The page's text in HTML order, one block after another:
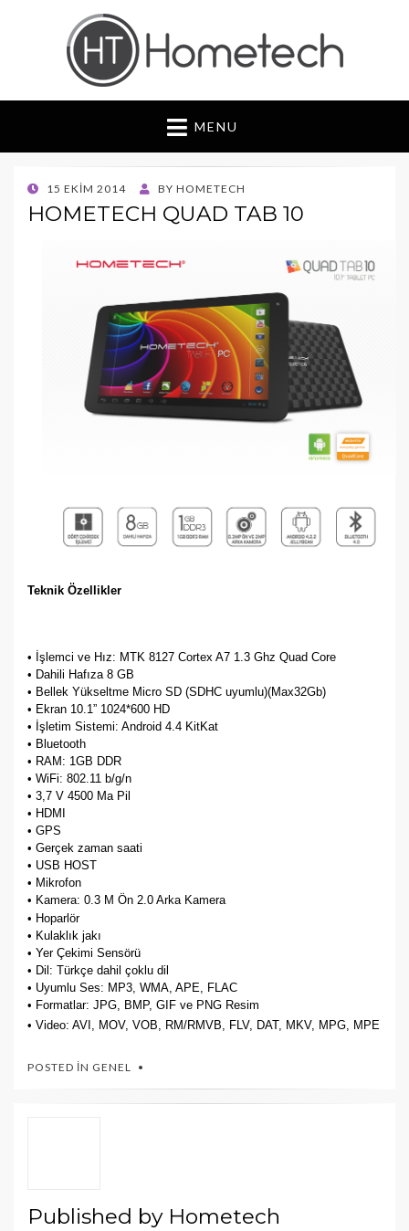
Hometech | Blog
"Daima yenilikçi, Daima güvenilir"
MENU
POSTED
ON
15 EKIM 2014 BY HOMETECH
HOMETECH QUAD TAB 10
Teknik Özellikler
• İşlemci ve Hız: MTK 8127 Cortex A7 1.3 Ghz Quad Core
• Dahili Hafıza 8 GB
• Bellek Yükseltme Micro SD (SDHC uyumlu)(Max32Gb)
• Ekran 10.1” 1024*600 HD
• İşletim Sistemi: Android 4.4 KitKat
• Bluetooth
• RAM: 1GB DDR
• WiFi: 802.11 b/g/n
• 3,7 V 4500 Ma Pil
• HDMI
• GPS
• Gerçek zaman saati
• USB HOST
• Mikrofon
• Kamera: 0.3 M Ön 2.0 Arka Kamera
• Hoparlör
• Kulaklık jakı
• Yer Çekimi Sensörü
• Dil: Türkçe dahil çoklu dil
• Uyumlu Ses: MP3, WMA, APE, FLAC
• Formatlar: JPG, BMP, GIF ve PNG Resim
• Video: AVI, MOV, VOB, RM/RMVB, FLV, DAT, MKV, MPG, MPE
POSTED IN GENEL
Published by Hometech